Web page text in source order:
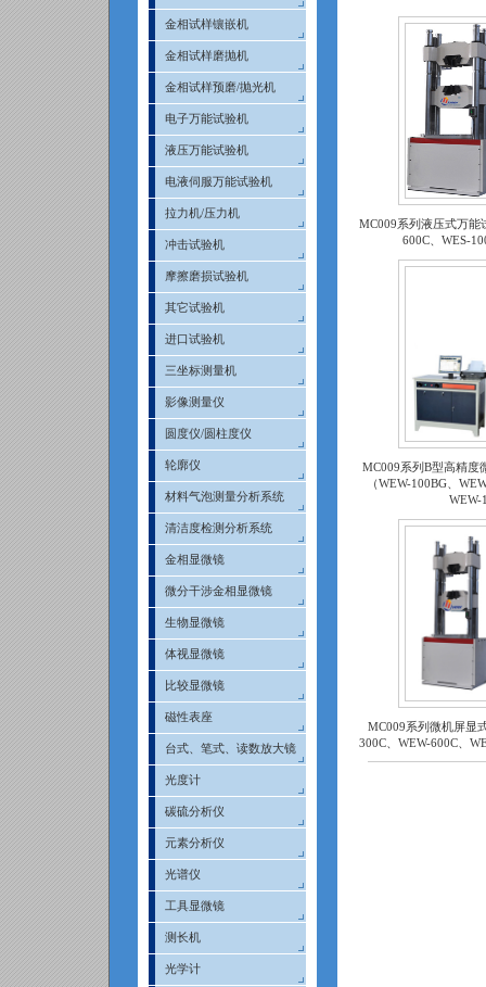
金相试样镶嵌机
金相试样磨抛机
金相试样预磨/抛光机
电子万能试验机
液压万能试验机
电液伺服万能试验机
拉力机/压力机
冲击试验机
摩擦磨损试验机
其它试验机
进口试验机
三坐标测量机
影像测量仪
圆度仪/圆柱度仪
轮廓仪
材料气泡测量分析系统
清洁度检测分析系统
金相显微镜
微分干涉金相显微镜
生物显微镜
体视显微镜
比较显微镜
磁性表座
台式、笔式、读数放大镜
光度计
碳硫分析仪
元素分析仪
光谱仪
工具显微镜
测长机
光学计
MC009系列液压式万能
600C、WES-
MC009系列B型高精度
（WEW-100BG、
WEW-
MC009系列微机屏显
300C、WEW-600C、